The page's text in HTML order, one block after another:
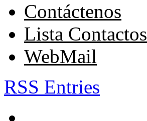
Contáctenos
Lista Contactos
WebMail
RSS Entries